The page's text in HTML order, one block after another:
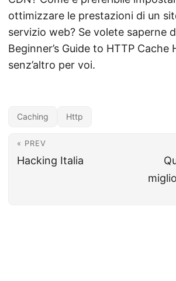
ottimizzare le prestazioni di un
servizio web? Se volete saperne
Beginner’s Guide to HTTP Cache
senz’altro per voi.
Caching Http
« PREV
Hacking Italia